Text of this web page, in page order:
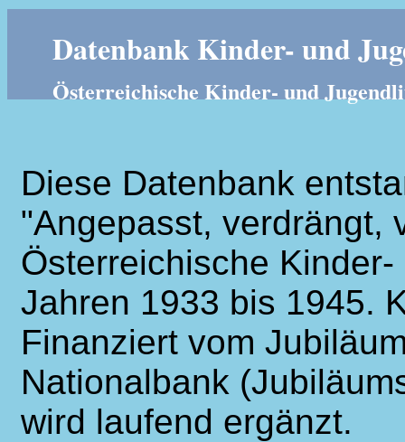
Datenbank Kinder- und
Österreichische Kinder- und
Diese Datenbank
"Angepasst, verdrängt,
Österreichische
Jahren 1933 bis 1945.
Finanziert vom
Nationalbank
wird laufend ergänzt.